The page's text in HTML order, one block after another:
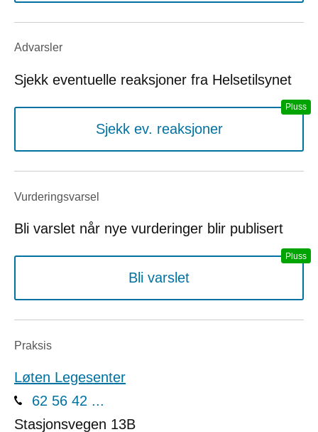
Advarsler
Sjekk eventuelle reaksjoner fra Helsetilsynet
Sjekk ev. reaksjoner
Vurderings­varsel
Bli varslet når nye vurderinger blir publisert
Bli varslet
Praksis
Løten Legesenter
62 56 42 ...
Stasjonsvegen 13B